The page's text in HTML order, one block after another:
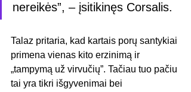
nereikės”, – įsitikinęs Corsalis.
Talaz pritaria, kad kartais porų santykiai
primena vienas kito erzinimą ir
„tampymą už virvučių”. Tačiau tuo pačiu
tai yra tikri išgyvenimai bei